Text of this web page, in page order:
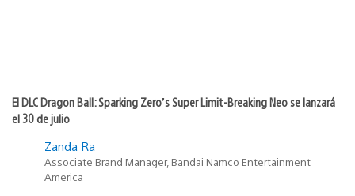
El DLC Dragon Ball: Sparking Zero’s Super Limit-Breaking Neo se lanzará
el 30 de julio
Zanda Ra
Associate Brand Manager, Bandai Namco Entertainment
America